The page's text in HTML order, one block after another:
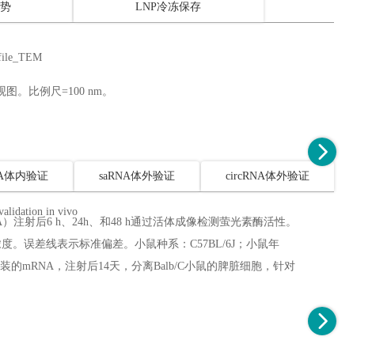
LNP冷冻保存
。比例尺=100 nm。
体内验证 saRNA体外验证 circRNA体外验证
射后6 h、24h、和48 h通过活体成像检测萤光素酶活性。
。误差线表示标准偏差。小鼠种系：C57BL/6J；小鼠年
的mRNA，注射后14天，分离Balb/C小鼠的脾脏细胞，针对